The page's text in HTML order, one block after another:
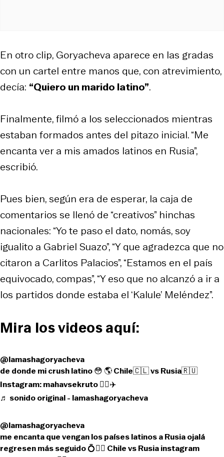
En otro clip, Goryacheva aparece en las gradas
con un cartel entre manos que, con atrevimiento,
decía: “Quiero un marido latino”.
Finalmente, filmó a los seleccionados mientras
estaban formados antes del pitazo inicial. “Me
encanta ver a mis amados latinos en Rusia”,
escribió.
Pues bien, según era de esperar, la caja de
comentarios se llenó de “creativos” hinchas
nacionales: “Yo te paso el dato, nomás, soy
igualito a Gabriel Suazo”, “Y que agradezca que no
citaron a Carlitos Palacios”, “Estamos en el país
equivocado, compas”, “Y eso que no alcanzó a ir a
los partidos donde estaba el ‘Kalule’ Meléndez”.
Mira los videos aquí:
@lamashagoryacheva
de donde mi crush latino 😳 🌎 Chile🇨🇱 vs Rusia🇷🇺
Instagram: mahavsekruto 🏄‍♀️✈️
♬ sonido original - lamashagoryacheva
@lamashagoryacheva
me encanta que vengan los países latinos a Rusia ojalá
regresen más seguido 💍👰‍♂️ Chile vs Rusia instagram